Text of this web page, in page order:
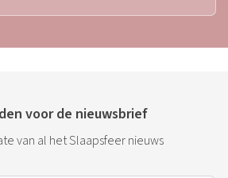
voor de nieuwsbrief
van al het Slaapsfeer nieuws